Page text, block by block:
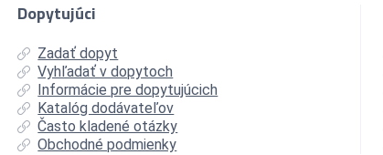
Dopytujúci
Zadať dopyt
Vyhľadať v dopytoch
Informácie pre dopytujúcich
Katalóg dodávateľov
Často kladené otázky
Obchodné podmienky